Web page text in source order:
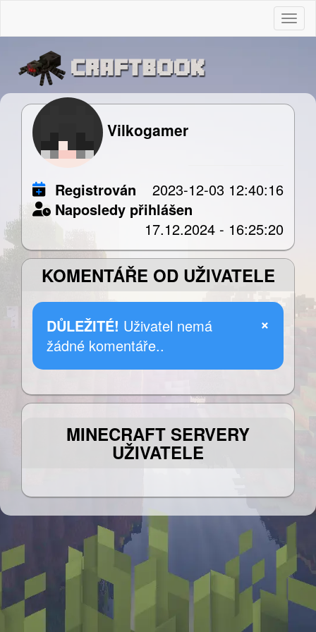
Vilkogamer
Registrován
2023-12-03 12:40:16
Naposledy přihlášen
17.12.2024 - 16:25:20
KOMENTÁŘE OD UŽIVATELE
×
DŮLEŽITÉ! Uživatel nemá
žádné komentáře..
MINECRAFT SERVERY
UŽIVATELE